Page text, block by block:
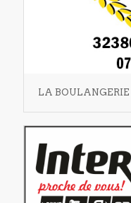
LA BOULANGERIE